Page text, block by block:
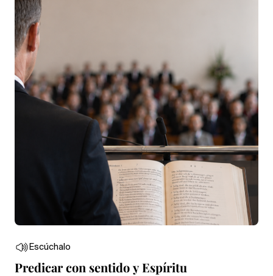
Escúchalo
Predicar con sentido y Espíritu